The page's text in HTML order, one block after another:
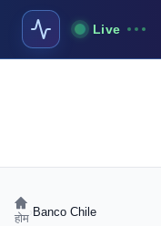
Live
होम Banco Chile